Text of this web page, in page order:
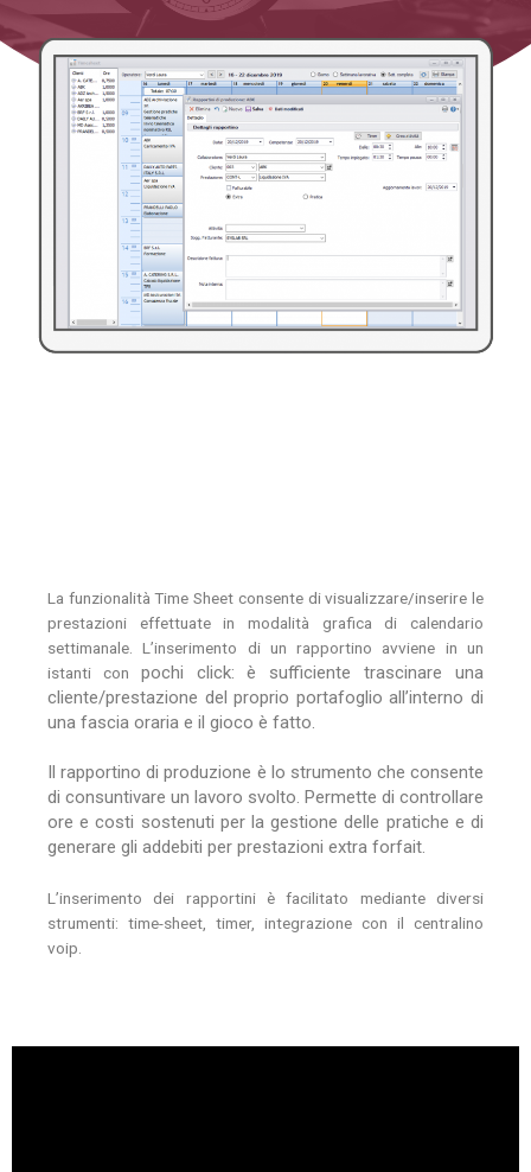
La funzionalità Time Sheet consente di visualizzare/inserire le
prestazioni effettuate in modalità grafica di calendario
settimanale. L’inserimento di un rapportino avviene in un
istanti con pochi click: è sufficiente trascinare una
cliente/prestazione del proprio portafoglio all’interno di
una fascia oraria e il gioco è fatto.
Il rapportino di produzione è lo strumento che consente
di consuntivare un lavoro svolto. Permette di controllare
ore e costi sostenuti per la gestione delle pratiche e di
generare gli addebiti per prestazioni extra forfait.
L’inserimento dei rapportini è facilitato mediante diversi
strumenti: time-sheet, timer, integrazione con il centralino
voip.